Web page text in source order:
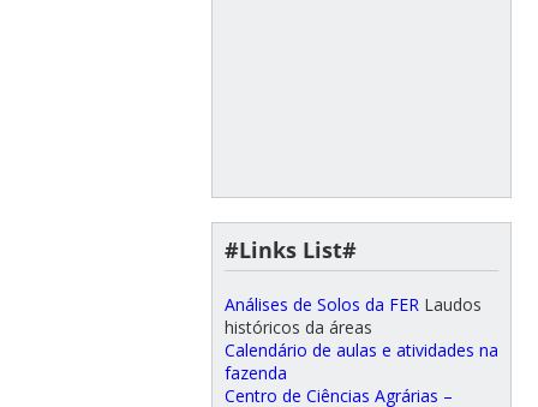
#Links List#
Análises de Solos da FER Laudos
históricos da áreas
Calendário de aulas e atividades na
fazenda
Centro de Ciências Agrárias –